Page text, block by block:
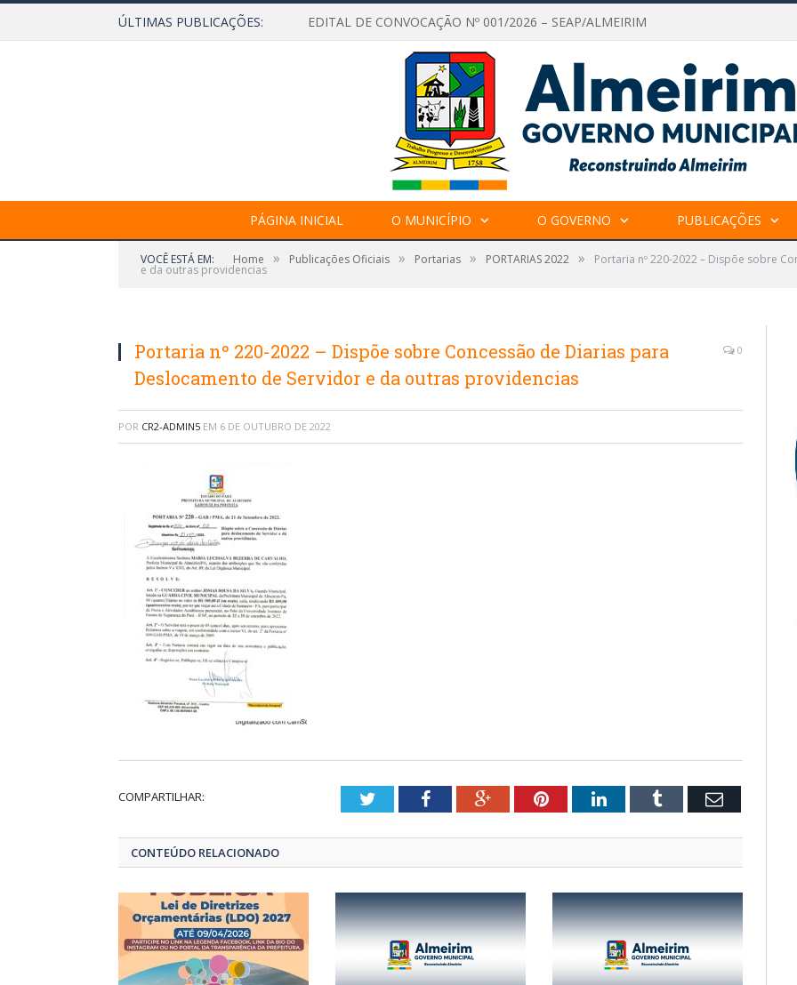
ÚLTIMAS PUBLICAÇÕES: EDITAL DE CONVOCAÇÃO Nº 001/2026 – SEAP/ALMEIRIM
PÁGINA INICIAL O MUNICÍPIO O GOVERNO PUBLICAÇÕES
VOCÊ ESTÁ EM: Home » Publicações Oficiais » Portarias » PORTARIAS 2022 » Portaria nº 220-2022 – Dispõe sobre
e da outras providencias
Portaria nº 220-2022 – Dispõe sobre Concessão de Diarias para
Deslocamento de Servidor e da outras providencias
0
POR CR2-ADMIN5 EM 6 DE OUTUBRO DE 2022
COMPARTILHAR: TwitterFacebookGoogle+PinterestLinkedInTumblr Email
CONTEÚDO RELACIONADO